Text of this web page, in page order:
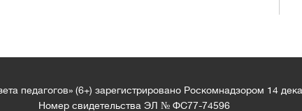
педагогов» (6+) зарегистрировано Роскомнадзором 14
Номер свидетельства ЭЛ № ФС77-74596